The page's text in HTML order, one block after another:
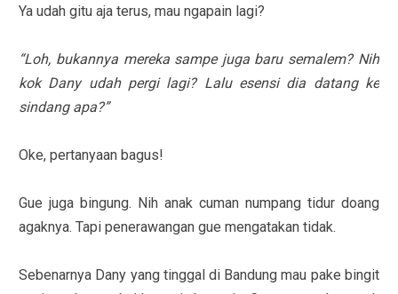
Ya udah gitu aja terus, mau ngapain lagi?
“Loh, bukannya mereka sampe juga baru semalem? Nih
kok Dany udah pergi lagi? Lalu esensi dia datang ke
sindang apa?”
Oke, pertanyaan bagus!
Gue juga bingung. Nih anak cuman numpang tidur doang
agaknya. Tapi penerawangan gue mengatakan tidak.
Sebenarnya Dany yang tinggal di Bandung mau pake bingit